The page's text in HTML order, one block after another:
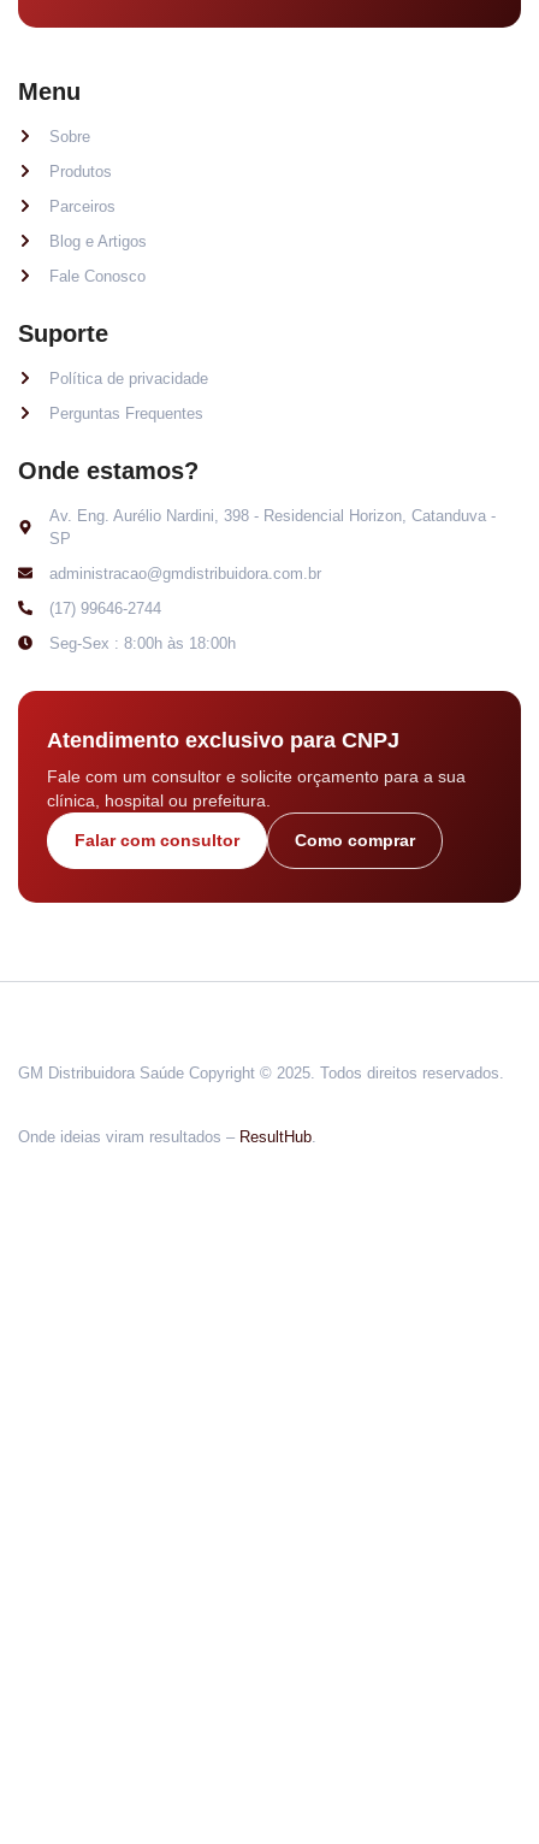
Menu
Sobre
Produtos
Parceiros
Blog e Artigos
Fale Conosco
Suporte
Política de privacidade
Perguntas Frequentes
Onde estamos?
Av. Eng. Aurélio Nardini, 398 - Residencial Horizon, Catanduva -
SP
administracao@gmdistribuidora.com.br
(17) 99646-2744
Seg-Sex : 8:00h às 18:00h
Atendimento exclusivo para CNPJ
Fale com um consultor e solicite orçamento para a sua
clínica, hospital ou prefeitura.
Falar com consultor Como comprar
GM Distribuidora Saúde Copyright © 2025. Todos direitos reservados.
Onde ideias viram resultados – ResultHub.